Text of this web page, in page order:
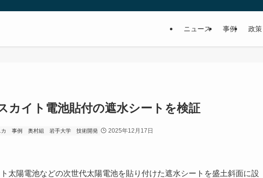
ニュース 事例 政
カイト電池貼付の遮水シートを検証
事例 奥村組 岩手大学 技術開発 2025年12月17日
太陽電池などの次世代太陽電池を貼り付けた遮水シートを盛土斜面に設